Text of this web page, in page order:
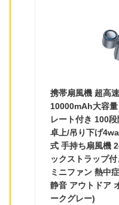
携帯扇風機 超高
10000mAh大容
レート付き 100
卓上/吊り下げ
式 手持ち扇風機
ックストラップ
ミニファン 熱中
静音 アウトドア
ークグレー)